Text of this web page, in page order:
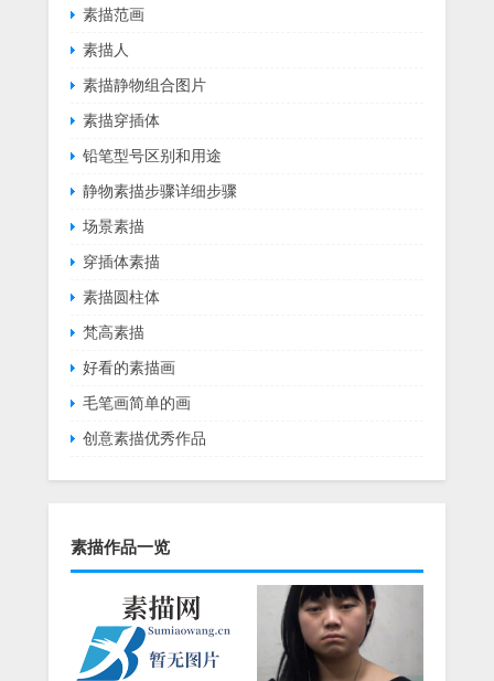
素描范画
素描人
素描静物组合图片
素描穿插体
铅笔型号区别和用途
静物素描步骤详细步骤
场景素描
穿插体素描
素描圆柱体
梵高素描
好看的素描画
毛笔画简单的画
创意素描优秀作品
素描作品一览